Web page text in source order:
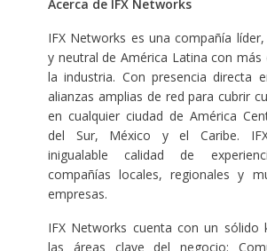
Acerca de IFX Networks
IFX Networks es una compañía
y neutral de América Latina con más
la industria. Con presencia directa
alianzas amplias de red para cubrir
en cualquier ciudad de América
del Sur, México y el Caribe.
inigualable calidad de
compañías locales, regionales y
empresas.
IFX Networks cuenta con un sólido
las áreas clave del negocio: